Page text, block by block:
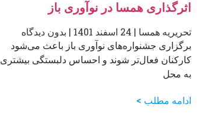
اثرگذاری همسا در نوآوری باز
تحریریه همسا بدون دیدگاه
برگزاری جشنواره‌های نوآوری باز باعث می‌شود
کارکنان فعال‌تر شوند و احساس دلبستگی بیشتری
به محل
ادامه مطلب >